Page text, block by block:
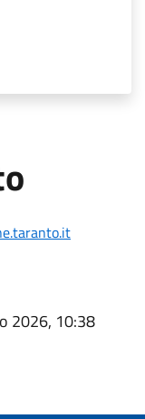
2026, 10:38